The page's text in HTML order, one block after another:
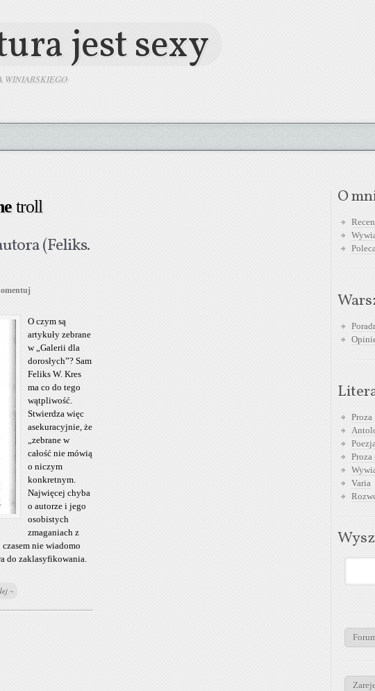
jest sexy
WINIARSKIEGO
troll
(Feliks.
O czym są
artykuły zebrane
w „Galerii dla
dorosłych”? Sam
Feliks W. Kres
ma co do tego
wątpliwość.
Stwierdza więc
asekuracyjnie, że
„zebrane w
całość nie mówią
o niczym
konkretnym.
Najwięcej chyba
o autorze i jego
osobistych
zmaganiach z
nie wiadomo
do zaklasyfikowania.
~
O
Proza
Proza
Varia